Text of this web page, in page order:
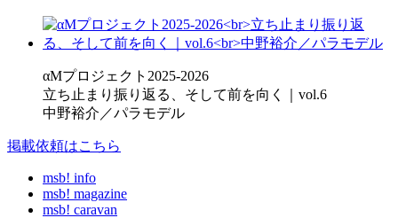
αMプロジェクト2025-2026
立ち止まり振り返る、そして前を向く｜vol.6
中野裕介／パラモデル
掲載依頼はこちら
msb! info
msb! magazine
msb! caravan